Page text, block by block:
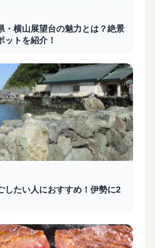
・横山展望台の魅力とは？絶景
ットを紹介！
したい人におすすめ！伊勢に2